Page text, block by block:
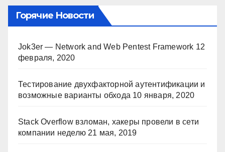
Горячие Новости
Jok3er — Network and Web Pentest Framework 12
февраля, 2020
Тестирование двухфакторной аутентификации и
возможные варианты обхода 10 января, 2020
Stack Overflow взломан, хакеры провели в сети
компании неделю 21 мая, 2019